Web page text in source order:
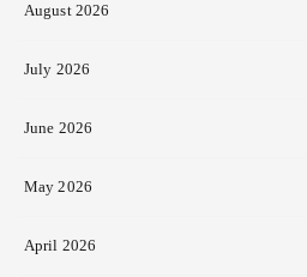
August 2026
July 2026
June 2026
May 2026
April 2026